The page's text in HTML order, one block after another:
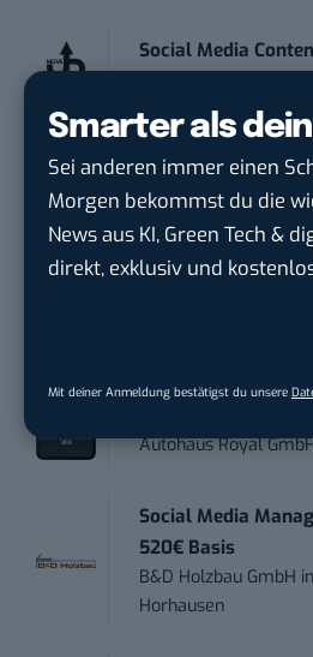
Smarter als dein
Sei anderen immer einen
Morgen bekommst du die
News aus KI, Green Tech &
direkt, exklusiv und
Mit deiner Anmeldung bestätigst du unsere
Social Media
touristische...
trendtours Holding
Communication &
Autohaus Royal
Social Media
520€ Basis
B&D Holzbau GmbH in
Horhausen